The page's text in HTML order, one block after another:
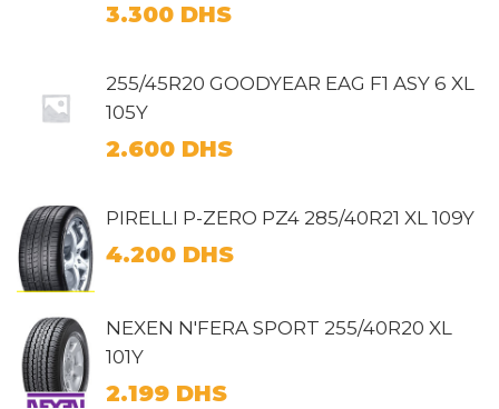
3.300 DHS
255/45R20 GOODYEAR EAG F1 ASY 6 XL
105Y
2.600 DHS
PIRELLI P-ZERO PZ4 285/40R21 XL 109Y
4.200 DHS
NEXEN N'FERA SPORT 255/40R20 XL
101Y
2.199 DHS